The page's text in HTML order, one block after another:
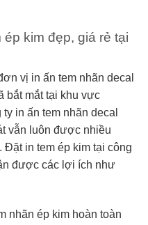
kim đẹp, giá rẻ tại
vị in ấn tem nhãn decal
bắt mắt tại khu vực
in ấn tem nhãn decal
vẫn luôn được nhiều
in tem ép kim tại công
được các lợi ích như
nhãn ép kim hoàn toàn